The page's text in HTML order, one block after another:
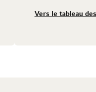
Vers le tableau